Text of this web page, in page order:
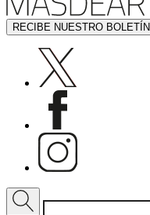
RECIBE NUESTRO BOLETÍN